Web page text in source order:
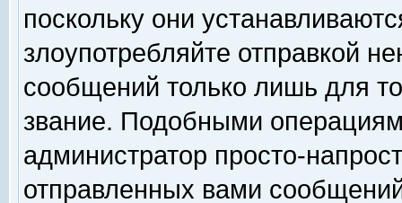
поскольку они
злоупотребляйте отправкой
сообщений только лишь для
звание. Подобными
администратор просто-
отправленных вами